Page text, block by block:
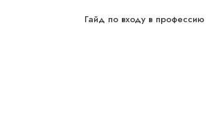
Гайд по входу в профессию